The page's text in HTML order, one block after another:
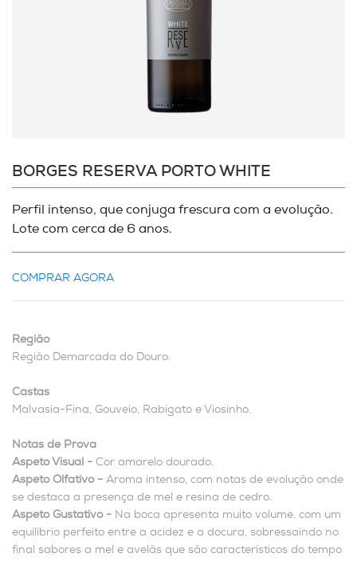
BORGES RESERVA PORTO WHITE
Perfil intenso, que conjuga frescura com a evolução.
Lote com cerca de 6 anos.
COMPRAR AGORA
Região
Região Demarcada do Douro.
Castas
Malvasia-Fina, Gouveio, Rabigato e Viosinho.
Notas de Prova
Aspeto Visual - Cor amarelo dourado.
Aspeto Olfativo - Aroma intenso, com notas de evolução onde
se destaca a presença de mel e resina de cedro.
Aspeto Gustativo - Na boca apresenta muito volume, com um
equilíbrio perfeito entre a acidez e a docura, sobressaindo no
final sabores a mel e avelãs que são característicos do tempo